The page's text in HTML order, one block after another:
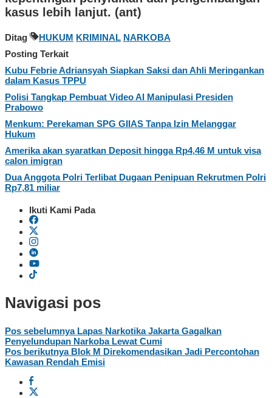
kasus lebih lanjut. (ant)
Ditag HUKUM KRIMINAL NARKOBA
Posting Terkait
Kubu Febrie Adriansyah Siapkan Saksi dan Ahli Meringankan
dalam Kasus TPPU
Polisi Tangkap Pembuat Video AI Manipulasi Presiden
Prabowo
Menkum: Perekaman SPG GIIAS Tanpa Izin Melanggar
Hukum
Amerika akan syaratkan Deposit hingga Rp4,46 M untuk visa
calon imigran
Dua Anggota Polri Terlibat Dugaan Penipuan Rekrutmen Polri
Rp7,81 miliar
Ikuti Kami Pada
Navigasi pos
Pos sebelumnyaLapas Narkotika Jakarta Gagalkan
Penyelundupan Narkoba Lewat Cumi
Pos berikutnyaBlok M Direkomendasikan Jadi Percontohan
Kawasan Rendah Emisi